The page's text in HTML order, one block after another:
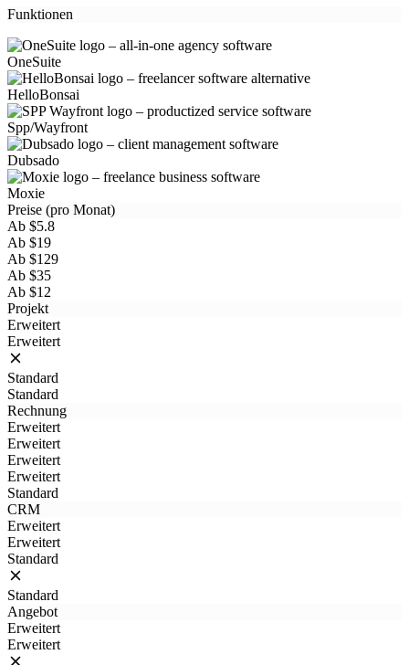
Funktionen
OneSuite
HelloBonsai
Spp/Wayfront
Dubsado
Moxie
Preise (pro Monat)
Ab $5.8
Ab $19
Ab $129
Ab $35
Ab $12
Projekt
Erweitert
Erweitert
Standard
Standard
Rechnung
Erweitert
Erweitert
Erweitert
Erweitert
Standard
CRM
Erweitert
Erweitert
Standard
Standard
Angebot
Erweitert
Erweitert